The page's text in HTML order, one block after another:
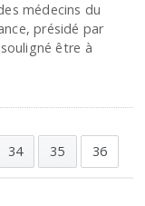
médecins du
présidé par
être à
34 35 36